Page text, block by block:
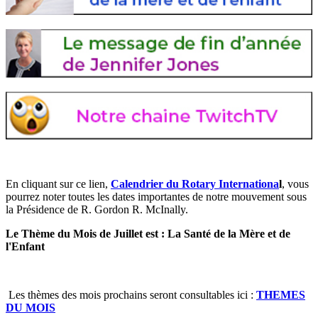
En cliquant sur ce lien, Calendrier du Rotary International, vous
pourrez noter toutes les dates importantes de notre mouvement sous
la Présidence de R. Gordon R. McInally.
Le Thème du Mois de Juillet est : La Santé de la Mère et de
l'Enfant
Les thèmes des mois prochains seront consultables ici : THEMES
DU MOIS